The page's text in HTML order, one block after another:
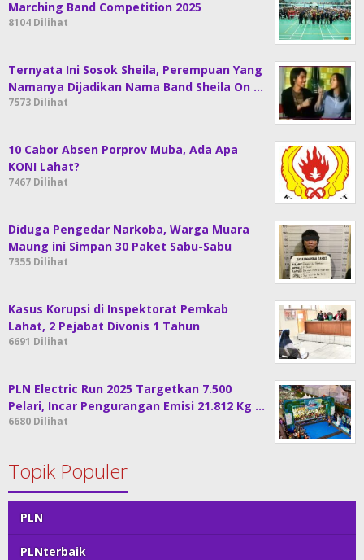
Marching Band Competition 2025
8104 Dilihat
Ternyata Ini Sosok Sheila, Perempuan Yang
Namanya Dijadikan Nama Band Sheila On …
7573 Dilihat
10 Cabor Absen Porprov Muba, Ada Apa
KONI Lahat?
7467 Dilihat
Diduga Pengedar Narkoba, Warga Muara
Maung ini Simpan 30 Paket Sabu-Sabu
7355 Dilihat
Kasus Korupsi di Inspektorat Pemkab
Lahat, 2 Pejabat Divonis 1 Tahun
6691 Dilihat
PLN Electric Run 2025 Targetkan 7.500
Pelari, Incar Pengurangan Emisi 21.812 Kg …
6680 Dilihat
Topik Populer
PLN
PLNterbaik